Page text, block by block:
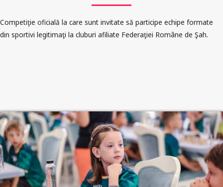
Competiţie oficială la care sunt invitate să participe echipe formate
din sportivi legitimaţi la cluburi afiliate Federaţiei Române de Şah.